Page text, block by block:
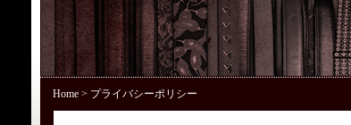
Home> プライバシーポリシー